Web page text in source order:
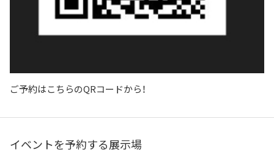
ご予約はこちらのQRコードから！
イベントを予約する展示場